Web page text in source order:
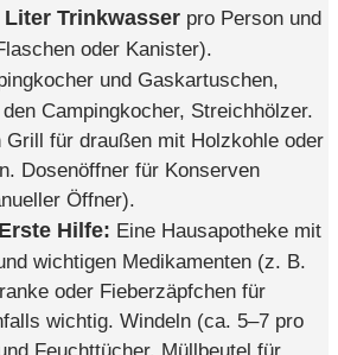
Trinkwasser pro Person und
oder Kanister).
und Gaskartuschen,
Campingkocher, Streichhölzer.
Grill für draußen mit Holzkohle oder
Dosenöffner für Konserven
Öffner).
Hilfe: Eine Hausapotheke mit
wichtigen Medikamenten (z. B.
oder Fieberzäpfchen für
wichtig. Windeln (ca. 5–7 pro